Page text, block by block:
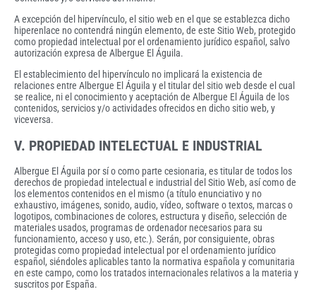
A excepción del hipervínculo, el sitio web en el que se establezca dicho
hiperenlace no contendrá ningún elemento, de este Sitio Web, protegido
como propiedad intelectual por el ordenamiento jurídico español, salvo
autorización expresa de Albergue El Águila.
El establecimiento del hipervínculo no implicará la existencia de
relaciones entre Albergue El Águila y el titular del sitio web desde el cual
se realice, ni el conocimiento y aceptación de Albergue El Águila de los
contenidos, servicios y/o actividades ofrecidos en dicho sitio web, y
viceversa.
V. PROPIEDAD INTELECTUAL E INDUSTRIAL
Albergue El Águila por sí o como parte cesionaria, es titular de todos los
derechos de propiedad intelectual e industrial del Sitio Web, así como de
los elementos contenidos en el mismo (a título enunciativo y no
exhaustivo, imágenes, sonido, audio, vídeo, software o textos, marcas o
logotipos, combinaciones de colores, estructura y diseño, selección de
materiales usados, programas de ordenador necesarios para su
funcionamiento, acceso y uso, etc.). Serán, por consiguiente, obras
protegidas como propiedad intelectual por el ordenamiento jurídico
español, siéndoles aplicables tanto la normativa española y comunitaria
en este campo, como los tratados internacionales relativos a la materia y
suscritos por España.